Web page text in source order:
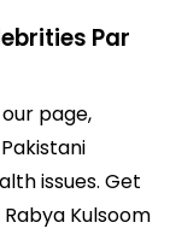
Par
page,
issues. Get
Kulsoom